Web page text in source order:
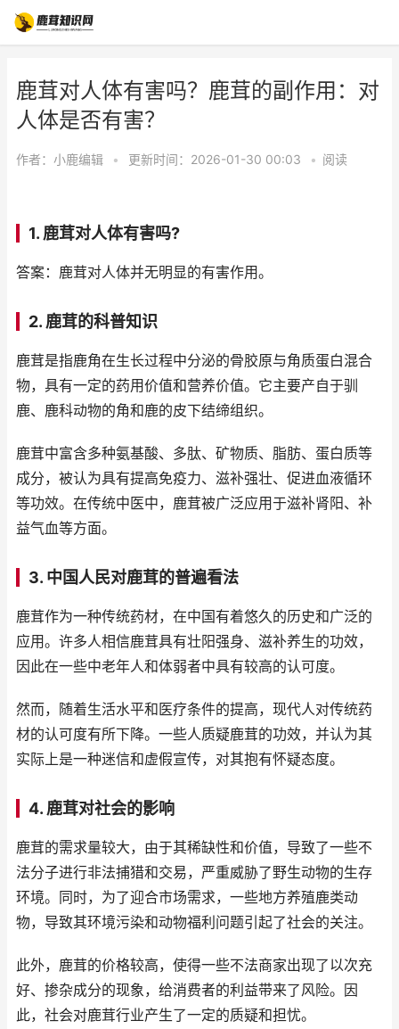
鹿茸对人体有害吗？鹿茸的副作用：对
人体是否有害？
作者： 小鹿编辑 • 更新时间：2026-01-30 00:03 • 阅读
1. 鹿茸对人体有害吗?
答案：鹿茸对人体并无明显的有害作用。
2. 鹿茸的科普知识
鹿茸是指鹿角在生长过程中分泌的骨胶原与角质蛋白混合
物，具有一定的药用价值和营养价值。它主要产自于驯
鹿、鹿科动物的角和鹿的皮下结缔组织。
鹿茸中富含多种氨基酸、多肽、矿物质、脂肪、蛋白质等
成分，被认为具有提高免疫力、滋补强壮、促进血液循环
等功效。在传统中医中，鹿茸被广泛应用于滋补肾阳、补
益气血等方面。
3. 中国人民对鹿茸的普遍看法
鹿茸作为一种传统药材，在中国有着悠久的历史和广泛的
应用。许多人相信鹿茸具有壮阳强身、滋补养生的功效，
因此在一些中老年人和体弱者中具有较高的认可度。
然而，随着生活水平和医疗条件的提高，现代人对传统药
材的认可度有所下降。一些人质疑鹿茸的功效，并认为其
实际上是一种迷信和虚假宣传，对其抱有怀疑态度。
4. 鹿茸对社会的影响
鹿茸的需求量较大，由于其稀缺性和价值，导致了一些不
法分子进行非法捕猎和交易，严重威胁了野生动物的生存
环境。同时，为了迎合市场需求，一些地方养殖鹿类动
物，导致其环境污染和动物福利问题引起了社会的关注。
此外，鹿茸的价格较高，使得一些不法商家出现了以次充
好、掺杂成分的现象，给消费者的利益带来了风险。因
此，社会对鹿茸行业产生了一定的质疑和担忧。